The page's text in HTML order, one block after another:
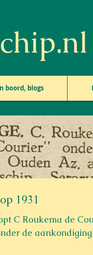
boord, blogs
1931
C Roukema de